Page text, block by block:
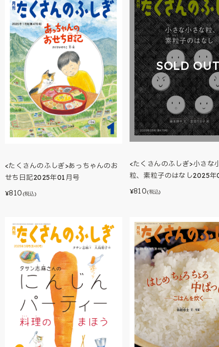
<たくさんのふしぎ>あっちゃんのお
せち日記2025年01月号
¥810 (税込)
SOLD
<たくさんのふしぎ>小さな
粒、素粒子のはなし2025
¥810(税込)